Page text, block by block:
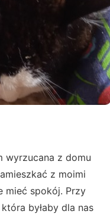
wyrzucana z domu
z moimi
mieć spokój. Przy
byłaby dla nas